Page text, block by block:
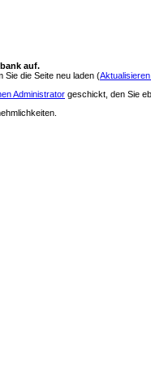
auf.
Sie die Seite neu laden (
Administrator geschickt, den Sie